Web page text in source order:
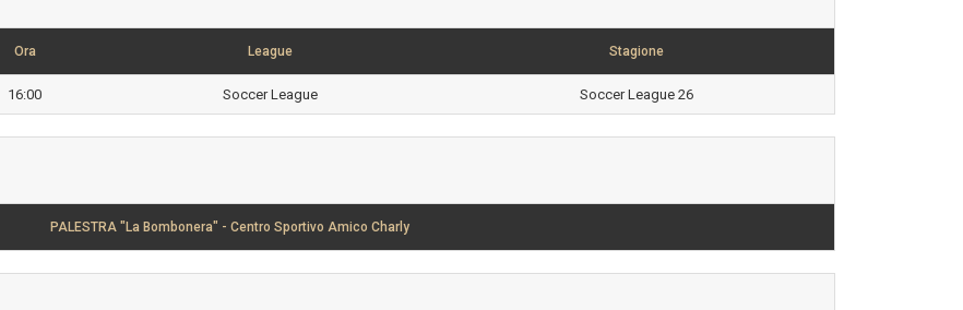
Ora League Stagione
16:00 Soccer League Soccer League 26
PALESTRA "La Bombonera" - Centro Sportivo Amico Charly